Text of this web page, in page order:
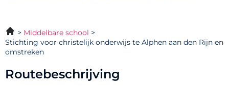
Middelbare school
Stichting voor christelijk onderwijs te Alphen aan den Rijn en
omstreken
Routebeschrijving